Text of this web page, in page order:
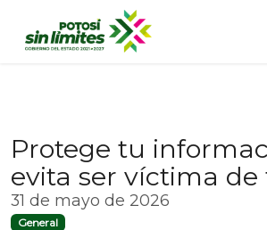
Protege tu
evita ser víctima de
31 de mayo de 2026
General